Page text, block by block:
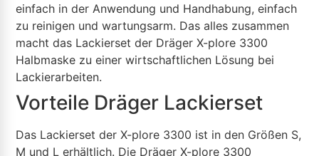
einfach in der Anwendung und Handhabung, einfach
zu reinigen und wartungsarm. Das alles zusammen
macht das Lackierset der Dräger X-plore 3300
Halbmaske zu einer wirtschaftlichen Lösung bei
Lackierarbeiten.
Vorteile Dräger Lackierset
Das Lackierset der X-plore 3300 ist in den Größen S,
M und L erhältlich. Die Dräger X-plore 3300